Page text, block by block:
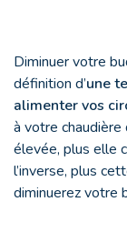
Diminuer votre
définition d’une
alimenter vos
à votre chaudière
élevée, plus elle
l’inverse, plus
diminuerez votre